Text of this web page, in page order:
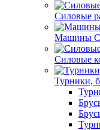
Силовые
Машины
Силовые
Турники,